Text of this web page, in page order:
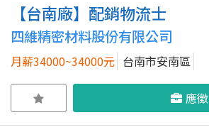
【台南廠】配銷物流士
四維精密材料股份有限公司
月薪34000~34000元 台南市安南區
應徵